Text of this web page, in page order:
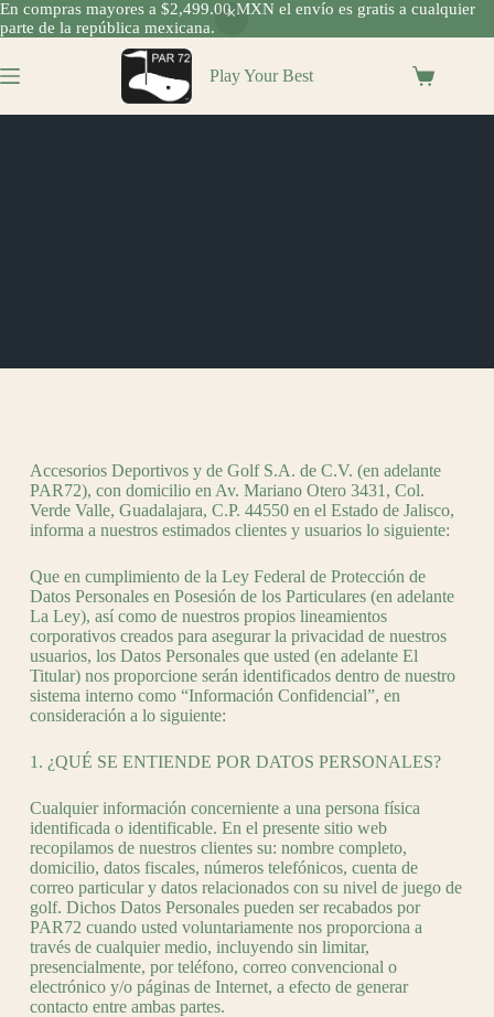
En compras mayores a $2,499.00 MXN el envío es gratis a cualquier
parte de la república mexicana.
Play Your Best
Accesorios Deportivos y de Golf S.A. de C.V. (en adelante
PAR72), con domicilio en Av. Mariano Otero 3431, Col.
Verde Valle, Guadalajara, C.P. 44550 en el Estado de Jalisco,
informa a nuestros estimados clientes y usuarios lo siguiente:
Que en cumplimiento de la Ley Federal de Protección de
Datos Personales en Posesión de los Particulares (en adelante
La Ley), así como de nuestros propios lineamientos
corporativos creados para asegurar la privacidad de nuestros
usuarios, los Datos Personales que usted (en adelante El
Titular) nos proporcione serán identificados dentro de nuestro
sistema interno como “Información Confidencial”, en
consideración a lo siguiente:
1. ¿QUÉ SE ENTIENDE POR DATOS PERSONALES?
Cualquier información concerniente a una persona física
identificada o identificable. En el presente sitio web
recopilamos de nuestros clientes su: nombre completo,
domicilio, datos fiscales, números telefónicos, cuenta de
correo particular y datos relacionados con su nivel de juego de
golf. Dichos Datos Personales pueden ser recabados por
PAR72 cuando usted voluntariamente nos proporciona a
través de cualquier medio, incluyendo sin limitar,
presencialmente, por teléfono, correo convencional o
electrónico y/o páginas de Internet, a efecto de generar
contacto entre ambas partes.